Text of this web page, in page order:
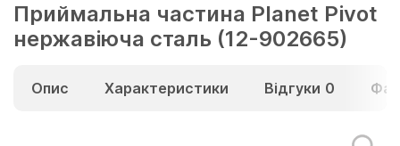
Приймальна частина Planet Pivot
нержавіюча сталь (12-902665)
Опис Характеристики Відгуки 0